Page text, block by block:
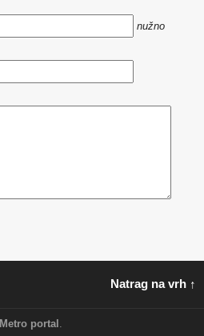
nužno
Natrag na vrh ↑
Metro portal .